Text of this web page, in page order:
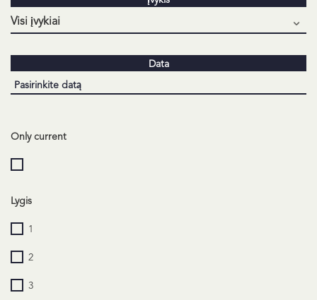
Data
Only current
Lygis
1
2
3